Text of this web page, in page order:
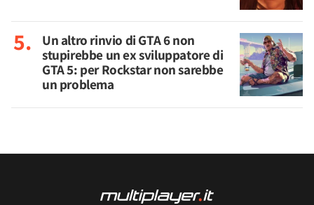
Un altro rinvio di GTA 6 non
stupirebbe un ex sviluppatore di
GTA 5: per Rockstar non sarebbe
un problema